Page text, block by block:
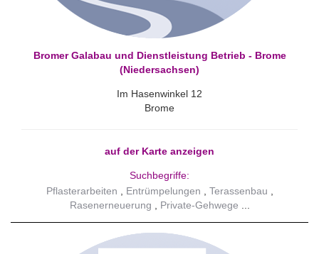
Bromer Galabau und Dienstleistung Betrieb - Brome
(Niedersachsen)
Im Hasenwinkel 12
Brome
auf der Karte anzeigen
Suchbegriffe:
Pflasterarbeiten
Entrümpelungen
Terassenbau
Rasenerneuerung
Private-Gehwege